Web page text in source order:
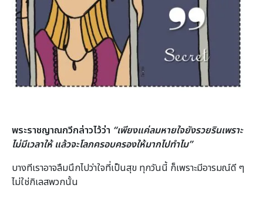
พระราชญาณกวีกล่าวไว้ว่า “เพียงแค่ลมหายใจยังรวยรินเพราะ
ไม่มีเวลาให้ แล้วจะโลภครอบครองให้มากไปทําไม”
บางทีเราอาจลืมนึกไปว่าใจที่เป็นสุข ทุกวันนี้ ก็เพราะมีอารมณ์ดี ๆ
ไม่ใช่กิเลสพวกนั้น